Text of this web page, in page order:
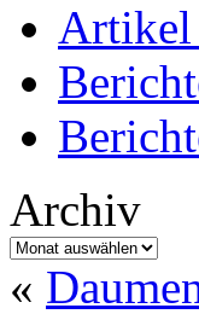
Artikel
Archiv
Archiv
«